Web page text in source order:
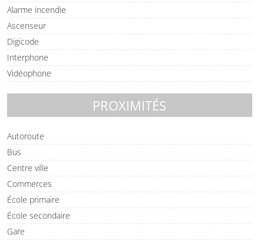
Alarme incendie
Ascenseur
Digicode
Interphone
Vidéophone
PROXIMITÉS
Autoroute
Bus
Centre ville
Commerces
École primaire
École secondaire
Gare